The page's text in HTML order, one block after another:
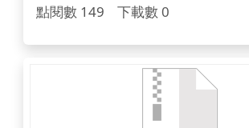
點閱數 149 下載數 0